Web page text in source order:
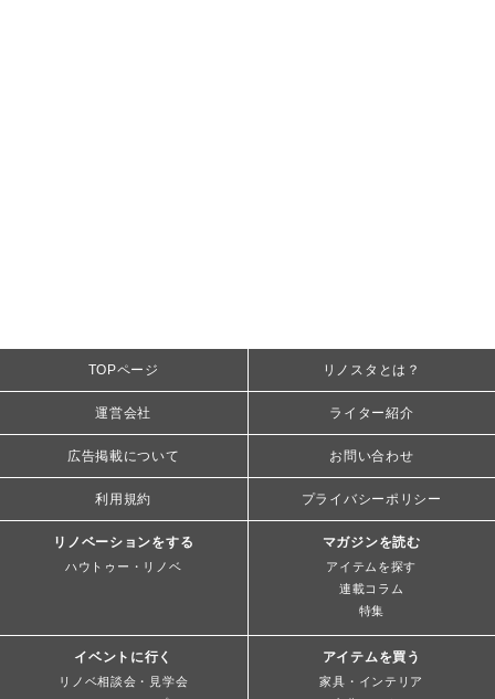
TOPページ リノスタとは？
運営会社 ライター紹介
広告掲載について お問い合わせ
利用規約 プライバシーポリシー
リノベーションをする
ハウトゥー・リノベ
マガジンを読む
アイテムを探す
連載コラム
特集
イベントに行く
リノベ相談会・見学会
アイテムを買う
家具・インテリア